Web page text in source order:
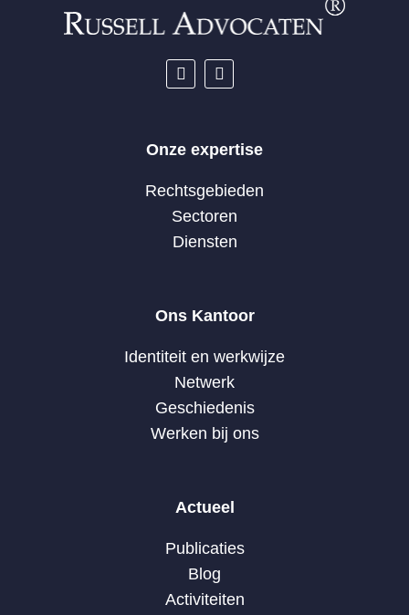
Onze expertise
Rechtsgebieden
Sectoren
Diensten
Ons Kantoor
Identiteit en werkwijze
Netwerk
Geschiedenis
Werken bij ons
Actueel
Publicaties
Blog
Activiteiten